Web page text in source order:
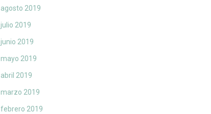
agosto 2019
julio 2019
junio 2019
mayo 2019
abril 2019
marzo 2019
febrero 2019